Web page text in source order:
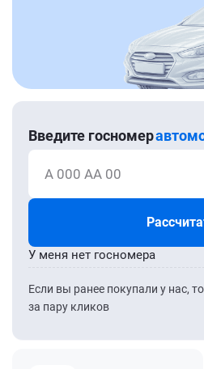
Введите госномер
А 000 АА 00
Если вы ранее покупали у нас,
за пару кликов
У меня нет госномера